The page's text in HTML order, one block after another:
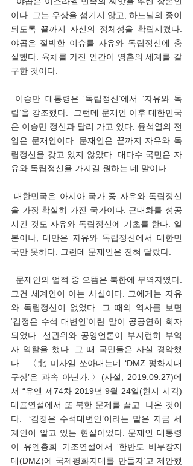
이다. 그는 우상을 섬기지 않고, 하느님의 종이
되도록 끝까지 자신의 정체성을 확립시켰다.
야곱은 절박한 이슈를 자유와 독립정신에 충
실했다. 육체를 가진 인간이 영혼의 세계를 갈
구한 것이다.
립’을 강조했다.  그런데 문재인 이후 대한민국
은 이승만 정신과 달리 가고 있다. 윤석열의 전
임은 문재인이다. 문재인은 끝까지 자유와 독
립정신을 갖고 있지 않았다. 대다수 국민은 자
유와 독립정신을 가지길 원하는 데 말이다.
대한민국은 아시아 국가 중 자유와 독립정신
을 가장 확실히 가진 국가이다. 근대화를 성공
시킨 것도 자유와 독립정신에 기초를 한다. 일
본이나, 대만은 자유와 독립정신에서 대한민
국만 못하다. 그런데 문재인은 전혀 달랐다.
그건 세계인이 아는 사실이다. 그에게는 자유
와 독립정신이 없었다. 그 때의 역사를 보면
‘김정은 수석 대변인’이란 말이 공공연히 회자
되었다. 선관위와 공영언론이 부지런히 부역
자 역할을 했다. 그 때 국민들은 사실 경악했
다.  〈北 미사일 쏘아대는데 ‘DMZ 평화지대
구상’은 과속 아닌가.〉(사설, 2019.09.27)에
서 “유엔 제74차 2019년 9월 24일(현지 시각)
대표연설에서 또 북한 문제를 끌고  나온 것이
다.  ‘김정은 수석대변인’이라는 말은 지금 세
계인이 알고 있는 현실이었다. 문재인 대통령
이 유엔총회 기조연설에서 ‘한반도 비무장지
대(DMZ)에 국제평화지대를 만들자’고 제안했